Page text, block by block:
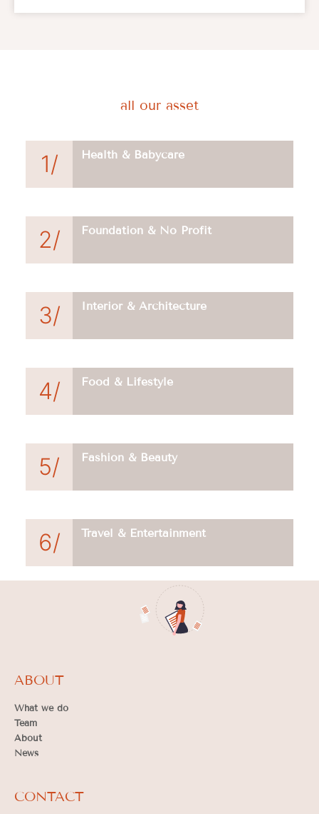
all our asset
1/ Health & Babycare
2/ Foundation & No Profit
3/ Interior & Architecture
4/ Food & Lifestyle
5/ Fashion & Beauty
6/ Travel & Entertainment
ABOUT
What we do
Team
About
News
CONTACT